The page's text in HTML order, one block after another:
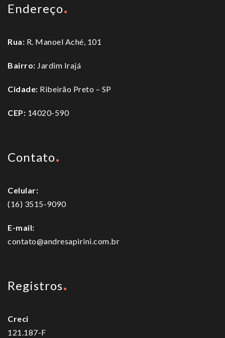
Endereço
Rua: R. Manoel Aché, 101
Bairro: Jardim Irajá
Cidade: Ribeirão Preto – SP
CEP: 14020-590
Contato
Celular:
(16) 3515-9090
E-mail:
contato@andresapirini.com.br
Registros
Creci
121.187-F